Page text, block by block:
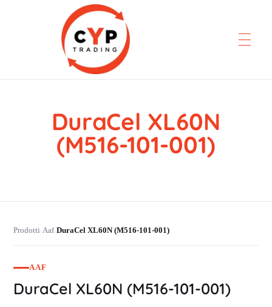
CYP Trading
Professionelle Ersatzteilbeschaffung
DuraCel XL60N
(M516-101-001)
Prodotti›Aaf›DuraCel XL60N (M516-101-001)
AAF
DuraCel XL60N (M516-101-001)